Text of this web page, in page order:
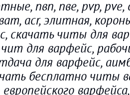
пвп, пве, pvp, pve,
acr, элитная,
скачать читы для
для варфейс,
для варфейс,
бесплатно читы